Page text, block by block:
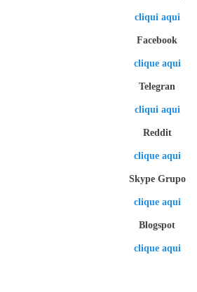
cliqui aqui
Facebook
clique aqui
Telegran
cliqui aqui
Reddit
clique aqui
Skype Grupo
clique aqui
Blogspot
clique aqui